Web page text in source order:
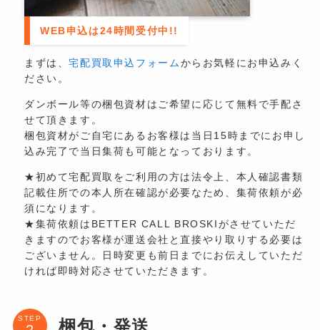
WEB申込は24時間受付中!!
まずは、宅配買取申込フォームからお気軽にお申込みく
ださい。
ダンボール等の梱包資材はご希望に応じて無料で手配さ
せて頂きます。
梱包資材がご自宅にあるお客様は当日15時までにお申し
込み完了で当日集荷も可能となっております。
★初めて宅配買取をご利用の方は法令上、本人確認書類
記載住所での本人所在確認が必要なため、集荷依頼が必
須になります。
★集荷依頼はBETTER CALL BROSKIがさせていただ
きますのでお客様が運送会社と直接やり取りする必要は
ございません。日時変更も前日までにお伝えしていただ
ければ即時対応させていただきます。
STEP 梱包・発送